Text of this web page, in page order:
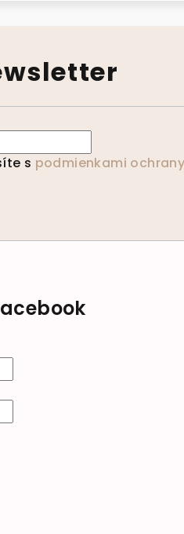
s podmienkami